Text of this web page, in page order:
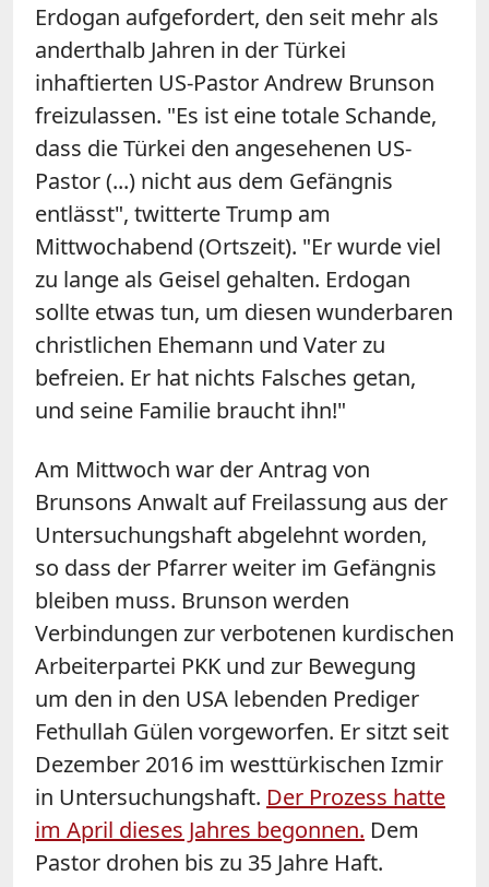
Erdogan aufgefordert, den seit mehr als
anderthalb Jahren in der Türkei
inhaftierten US-Pastor Andrew Brunson
freizulassen. "Es ist eine totale Schande,
dass die Türkei den angesehenen US-
Pastor (...) nicht aus dem Gefängnis
entlässt", twitterte Trump am
Mittwochabend (Ortszeit). "Er wurde viel
zu lange als Geisel gehalten. Erdogan
sollte etwas tun, um diesen wunderbaren
christlichen Ehemann und Vater zu
befreien. Er hat nichts Falsches getan,
und seine Familie braucht ihn!"
Am Mittwoch war der Antrag von
Brunsons Anwalt auf Freilassung aus der
Untersuchungshaft abgelehnt worden,
so dass der Pfarrer weiter im Gefängnis
bleiben muss. Brunson werden
Verbindungen zur verbotenen kurdischen
Arbeiterpartei PKK und zur Bewegung
um den in den USA lebenden Prediger
Fethullah Gülen vorgeworfen. Er sitzt seit
Dezember 2016 im westtürkischen Izmir
in Untersuchungshaft. Der Prozess hatte
im April dieses Jahres begonnen. Dem
Pastor drohen bis zu 35 Jahre Haft.